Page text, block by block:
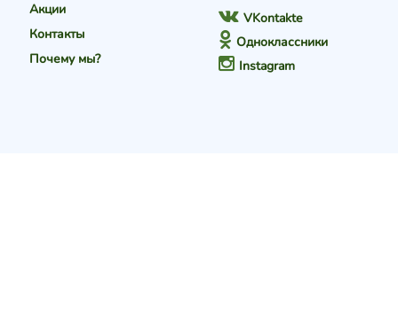
Акции
Контакты
Почему мы?
VKontakte
Одноклассники
Instagram